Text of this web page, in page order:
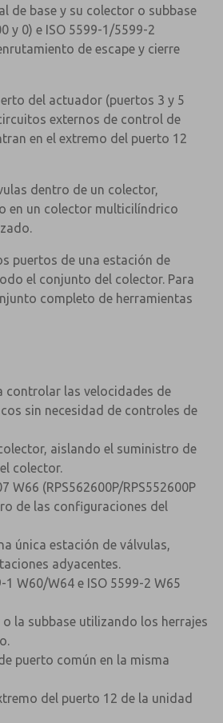
de base y su colector o subbase
y 0) e ISO 5599-1/5599-2
de escape y cierre
del actuador (puertos 3 y 5
externos de control de
en el extremo del puerto 12
dentro de un colector,
en un colector multicilíndrico
puertos de una estación de
el conjunto del colector. Para
completo de herramientas
controlar las velocidades de
sin necesidad de controles de
aislando el suministro de
colector.
(RPS562600P/RPS552600P
de las configuraciones del
única estación de válvulas,
adyacentes.
W60/W64 e ISO 5599-2 W65
la subbase utilizando los herrajes
puerto común en la misma
del puerto 12 de la unidad